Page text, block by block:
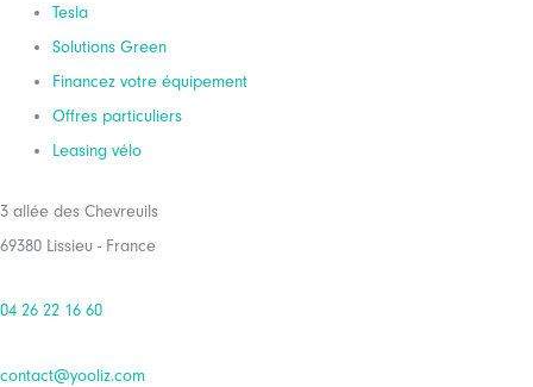
Tesla
Solutions Green
Financez votre équipement
Offres particuliers
Leasing vélo
3 allée des Chevreuils
69380 Lissieu - France
04 26 22 16 60
contact@yooliz.com